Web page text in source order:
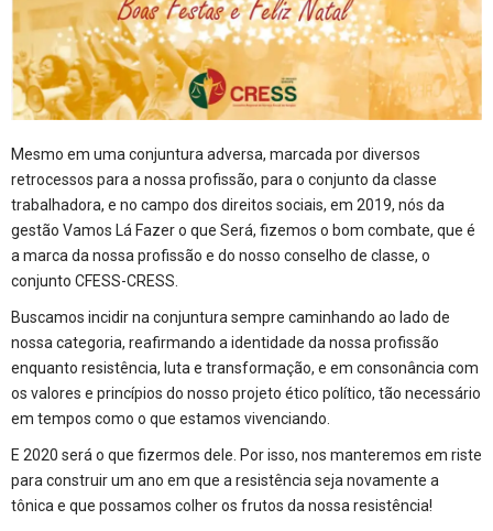
Mesmo em uma conjuntura adversa, marcada por diversos
retrocessos para a nossa profissão, para o conjunto da classe
trabalhadora, e no campo dos direitos sociais, em 2019, nós da
gestão Vamos Lá Fazer o que Será, fizemos o bom combate, que é
a marca da nossa profissão e do nosso conselho de classe, o
conjunto CFESS-CRESS.
Buscamos incidir na conjuntura sempre caminhando ao lado de
nossa categoria, reafirmando a identidade da nossa profissão
enquanto resistência, luta e transformação, e em consonância com
os valores e princípios do nosso projeto ético político, tão necessário
em tempos como o que estamos vivenciando.
E 2020 será o que fizermos dele. Por isso, nos manteremos em riste
para construir um ano em que a resistência seja novamente a
tônica e que possamos colher os frutos da nossa resistência!